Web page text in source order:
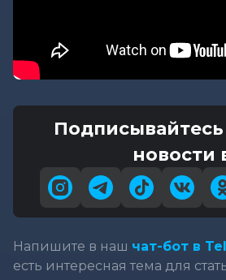
новости
Напишите в наш чат-бот в
есть интересная тема для